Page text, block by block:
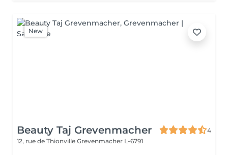
New
Beauty Taj Grevenmacher
4
12, rue de Thionville Grevenmacher L-6791